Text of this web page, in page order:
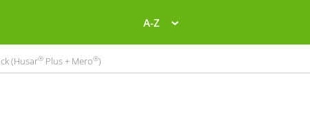
A-Z
(Husar® Plus + Mero®)